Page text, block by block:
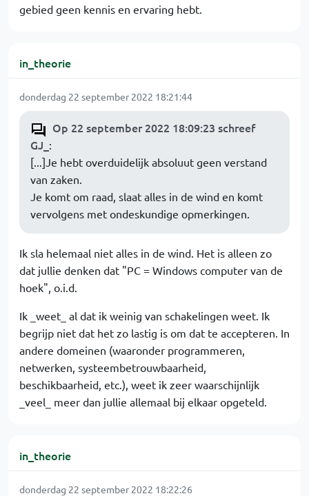
gebied geen kennis en ervaring hebt.
in_theorie
donderdag 22 september 2022 18:21:44
Op 22 september 2022 18:09:23 schreef
GJ_ :
[...]Je hebt overduidelijk absoluut geen verstand
van zaken.
Je komt om raad, slaat alles in de wind en komt
vervolgens met ondeskundige opmerkingen.
Ik sla helemaal niet alles in de wind. Het is alleen zo
dat jullie denken dat "PC = Windows computer van de
hoek", o.i.d.
Ik _weet_ al dat ik weinig van schakelingen weet. Ik
begrijp niet dat het zo lastig is om dat te accepteren. In
andere domeinen (waaronder programmeren,
netwerken, systeembetrouwbaarheid,
beschikbaarheid, etc.), weet ik zeer waarschijnlijk
_veel_ meer dan jullie allemaal bij elkaar opgeteld.
in_theorie
donderdag 22 september 2022 18:22:26